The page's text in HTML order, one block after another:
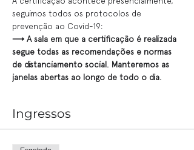
seguimos todos os protocolos de
prevenção ao Covid-19:
⟶ A sala em que a certificação é realizada
segue todas as recomendações e normas
de distanciamento social. Manteremos as
janelas abertas ao longo de todo o dia.
Ingressos